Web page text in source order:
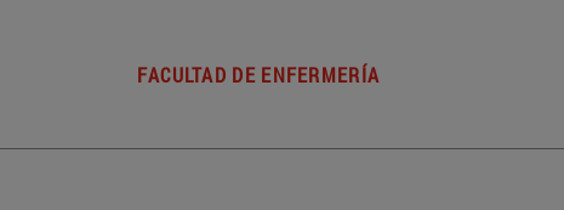
FACULTAD DE ENFERMERÍA